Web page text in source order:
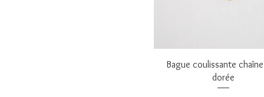
Aperçu rapide
Bague coulissante
dorée